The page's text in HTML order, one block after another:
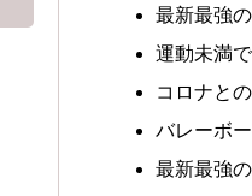
最新最強
運動未満
コロナと
バレーボ
最新最強